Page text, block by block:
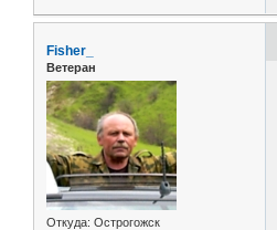
Fisher_
Ветеран
Откуда: Острогожск